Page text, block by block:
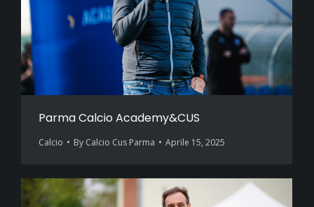
Parma Calcio Academy&CUS
Calcio By Calcio Cus Parma Aprile 15, 2025